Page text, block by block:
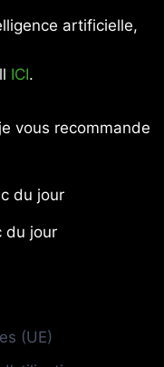
artificielle,
ICI.
vous recommande
du jour
(UE)